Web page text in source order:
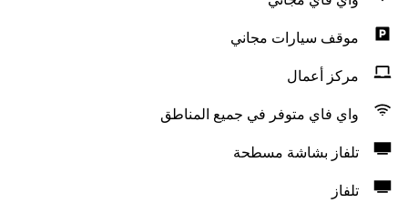
موقف سيارات مجاني
مركز أعمال
واي فاي متوفر في جميع المناطق
تلفاز بشاشة مسطحة
تلفاز